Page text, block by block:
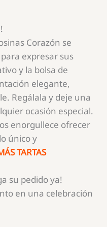
Corazón se
expresar sus
y la bolsa de
elegante,
Regálala y deje una
ocasión especial.
enorgullece ofrecer
único y
TARTAS
su pedido ya!
en una celebración